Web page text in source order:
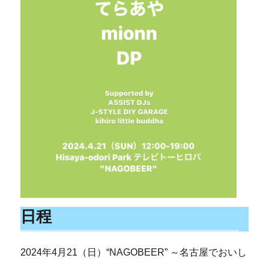
日程
2024年4月21（日）“NAGOBEER” ～名古屋でおいし